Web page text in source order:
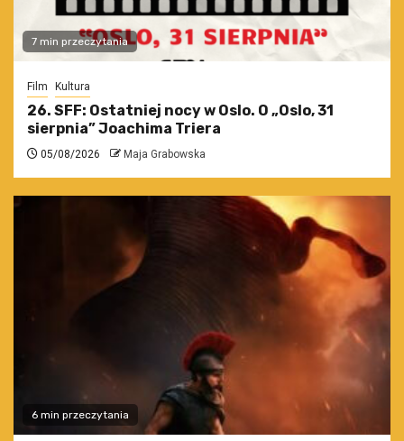
7 min przeczytania
Film Kultura
26. SFF: Ostatniej nocy w Oslo. O „Oslo, 31
sierpnia” Joachima Triera
05/08/2026 Maja Grabowska
6 min przeczytania